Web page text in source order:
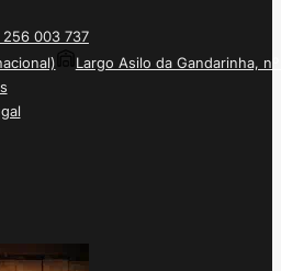
256 003 737
Largo Asilo da Gandarinha, nº